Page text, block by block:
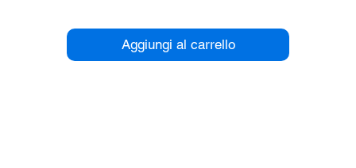
maggiori informazioni contattaci qui sul sito (chat in basso a
oppure su Telegram nel gruppo @panieri_unipegaso.
Aggiungi al carrello